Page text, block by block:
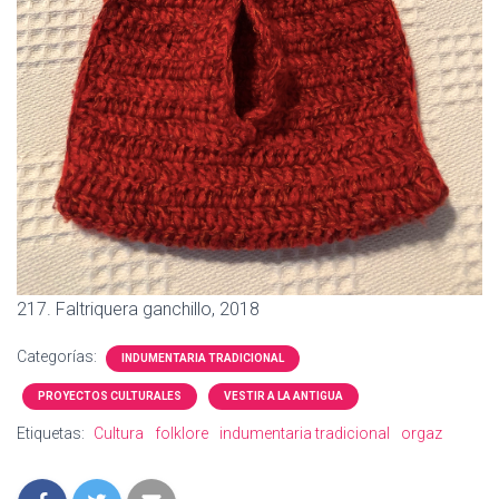
217. Faltriquera ganchillo, 2018
Categorías: INDUMENTARIA TRADICIONAL
PROYECTOS CULTURALES VESTIR A LA ANTIGUA
Etiquetas: Cultura folklore indumentaria tradicional orgaz